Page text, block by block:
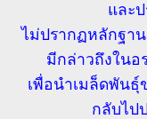
และ
ไม่ปรากฏหลักฐา
มีกล่าวถึงในอ
เพื่อนำเมล็ดพันธุ์
กลับไป